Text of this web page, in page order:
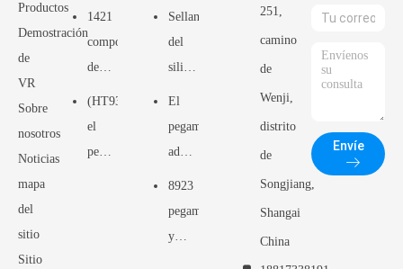
Productos
Demostración
de
VR
Sobre
nosotros
Noticias
mapa
del
sitio
Sitio
1421
componente
de
(HT9301MS)
el
pegamento
Sellante
del
silicón
construcción,
pegamento
del
El
pegamento
adhesivo
8923
pegamentos
y
251,
camino
de
Wenji,
distrito
de
Songjiang,
Shangai
China
Envíe